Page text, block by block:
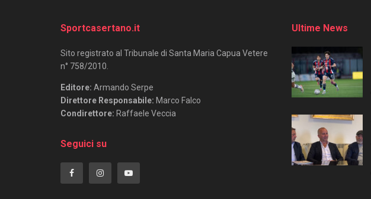
Sportcasertano.it
Sito registrato al Tribunale di Santa Maria Capua Vetere
n° 758/2010.
Editore: Armando Serpe
Direttore Responsabile: Marco Falco
Condirettore: Raffaele Veccia
Seguici su
Ultime News